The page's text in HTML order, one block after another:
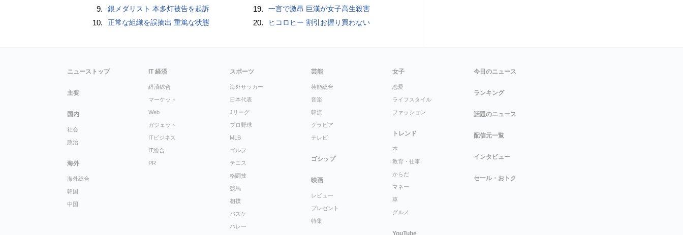
9. 銀メダリスト 本多灯被告を起訴
10. 正常な組織を誤摘出 重篤な状態
19. 一言で激昂 巨漢が女子高生殺害
20. ヒコロヒー 割引お握り買わない
ニューストップ
主要
国内
社会
政治
海外
海外総合
韓国
中国
IT 経済
経済総合
マーケット
Web
ガジェット
ITビジネス
IT総合
PR
スポーツ
海外サッカー
日本代表
Jリーグ
プロ野球
MLB
ゴルフ
テニス
格闘技
競馬
相撲
バスケ
バレー
芸能
芸能総合
音楽
韓流
グラビア
テレビ
ゴシップ
映画
レビュー
プレゼント
特集
女子
恋愛
ライフスタイル
ファッション
トレンド
本
教育・仕事
からだ
マネー
車
グルメ
YouTube
今日のニュース
ランキング
話題のニュース
配信元一覧
インタビュー
セール・おトク